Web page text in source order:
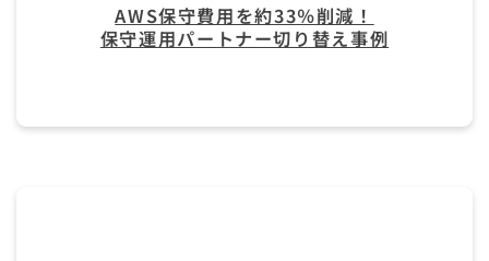
AWS保守費用を約33％削減！
保守運用パートナー切り替え事例